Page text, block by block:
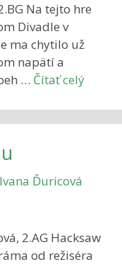
Na tejto hre
Divadle v
ma chytilo už
napätí a
… Čítať celý
Ivana Ďuricová
2.AG Hacksaw
od režiséra